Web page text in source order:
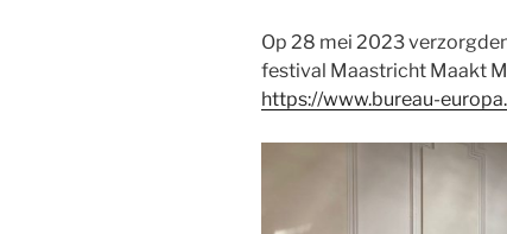
Op 28 mei 2023
festival Maastricht Maakt
https://www.bureau-